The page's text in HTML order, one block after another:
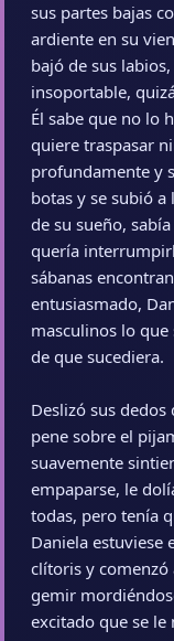
sus partes bajas
ardiente en su
bajó de sus
insoportable,
Él sabe que no lo
quiere traspasar
profundamente y
botas y se subió
de su sueño,
quería
sábanas
entusiasmado,
masculinos lo
de que sucediera.
Deslizó sus
pene sobre el
suavemente
empaparse, le
todas, pero tenía
Daniela estuviese
clítoris y comenzó
gemir
excitado que se le